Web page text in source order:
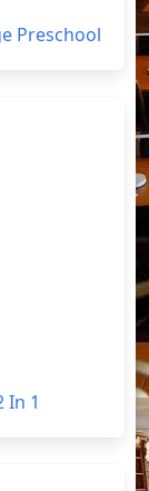
Preschool
In 1